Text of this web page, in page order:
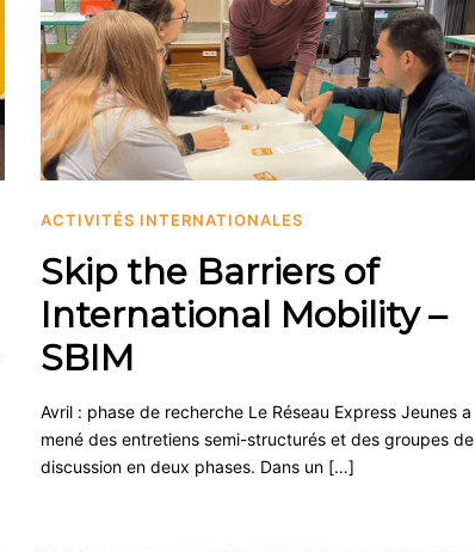
ACTIVITÉS INTERNATIONALES
Skip the Barriers of
International Mobility –
SBIM
Avril : phase de recherche Le Réseau Express Jeunes a
mené des entretiens semi-structurés et des groupes de
discussion en deux phases. Dans un […]